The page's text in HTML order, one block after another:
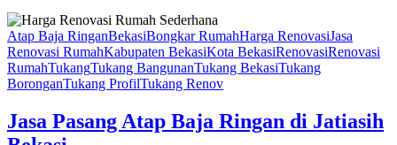
Atap Baja RinganBekasiBongkar RumahHarga RenovasiJasa
Renovasi RumahKabupaten BekasiKota BekasiRenovasiRenovasi
RumahTukangTukang BangunanTukang BekasiTukang
BoronganTukang ProfilTukang Renov
Jasa Pasang Atap Baja Ringan di Jatiasih